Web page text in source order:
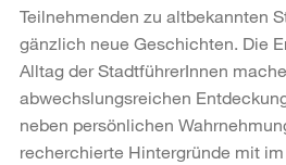
Teilnehmenden zu altbekannten
gänzlich neue Geschichten. Die
Alltag der StadtführerInnen
abwechslungsreichen
neben persönlichen
recherchierte Hintergründe mit